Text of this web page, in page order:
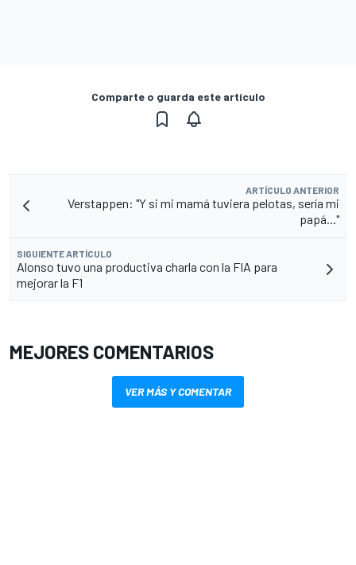
Comparte o guarda este artículo
ARTÍCULO ANTERIOR
Verstappen: "Y si mi mamá tuviera pelotas, sería mi
papá..."
SIGUIENTE ARTÍCULO
Alonso tuvo una productiva charla con la FIA para
mejorar la F1
MEJORES COMENTARIOS
VER MÁS Y COMENTAR